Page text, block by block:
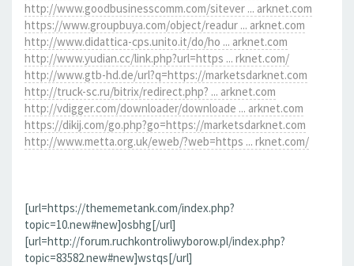
http://www.goodbusinesscomm.com/sitever ... arknet.com
https://www.groupbuya.com/object/readur ... arknet.com
http://www.didattica-cps.unito.it/do/ho ... arknet.com
http://www.yudian.cc/link.php?url=https ... rknet.com/
http://www.gtb-hd.de/url?q=https://marketsdarknet.com
http://truck-sc.ru/bitrix/redirect.php? ... arknet.com
http://vdigger.com/downloader/downloade ... arknet.com
https://dikij.com/go.php?go=https://marketsdarknet.com
http://www.metta.org.uk/eweb/?web=https ... rknet.com/
[url=https://thememetank.com/index.php?
topic=10.new#new]osbhg[/url]
[url=http://forum.ruchkontroliwyborow.pl/index.php?
topic=83582.new#new]wstqs[/url]